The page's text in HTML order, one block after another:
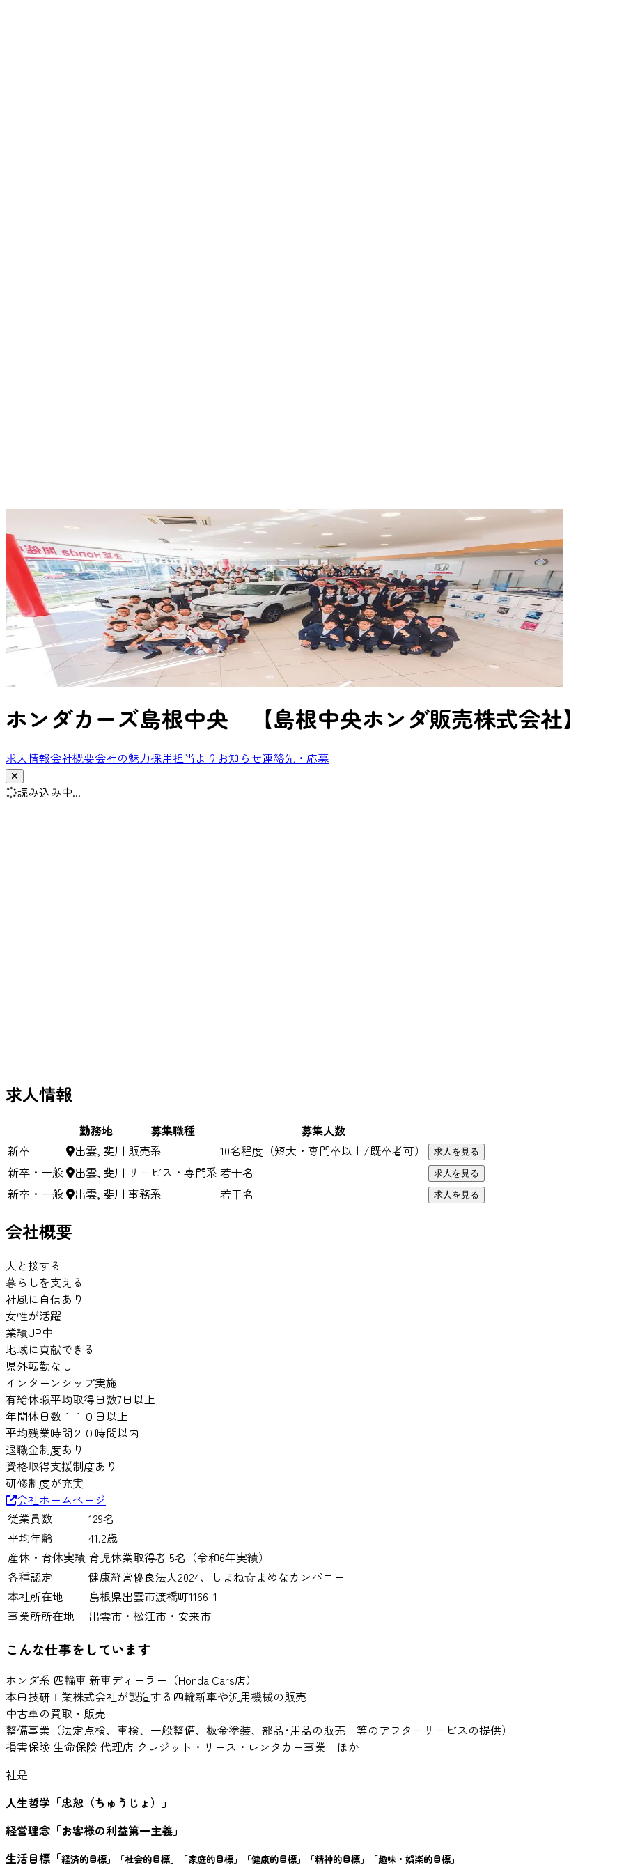
ホンダカーズ島根中央 【島根中央ホンダ販売株式会社】
求人情報会社概要会社の魅力採用担当より お知らせ連絡先・応募
読み込み中...
求人情報
勤務地 募集職種
募集人数
新卒
出雲, 斐川 販売系 10名程度（短大・専門卒以上/既卒者可） 求人を見る
新卒・一般 出雲, 斐川 サービス・専門系 若干名 求人を見る
新卒・一般 出雲, 斐川 事務系 若干名 求人を見る
会社概要
人と接する
暮らしを支える
社風に自信あり
女性が活躍
業績UP中
地域に貢献できる
県外転勤なし
インターンシップ実施
有給休暇平均取得日数7日以上
年間休日数１１０日以上
平均残業時間２０時間以内
退職金制度あり
資格取得支援制度あり
研修制度が充実
会社ホームページ
従業員数
129名
平均年齢
41.2歳
産休・育休実績 育児休業取得者 5名（令和6年実績）
各種認定
健康経営優良法人2024、しまね☆まめなカンパニー
本社所在地
島根県出雲市渡橋町1166-1
事業所所在地
出雲市・松江市・安来市
こんな仕事をしています
ホンダ系 四輪車 新車ディーラー（Honda Cars店）
本田技研工業株式会社が製造する四輪新車や汎用機械の販売
中古車の買取・販売
整備事業（法定点検、車検、一般整備、板金塗装、部品･用品の販売 等のアフターサービスの提供）
損害保険 生命保険 代理店 クレジット・リース・レンタカー事業 ほか
社是
人生哲学「忠恕（ちゅうじょ）」
経営理念「お客様の利益第一主義」
生活目標「経済的目標」「社会的目標」「家庭的目標」「健康的目標」「精神的目標」「趣味・娯楽的目標」